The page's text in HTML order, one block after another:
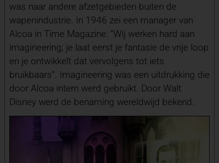
was naar andere afzetgebieden buiten de
wapenindustrie. In 1946 zei een manager van
Alcoa in Time Magazine: “Wij werken hard aan
imagineering; je laat eerst je fantasie de vrije loop
en je ontwikkelt dat vervolgens tot iets
bruikbaars”. Imagineering was een uitdrukking die
door Alcoa intern werd gebruikt. Door Walt
Disney werd de benaming wereldwijd bekend.